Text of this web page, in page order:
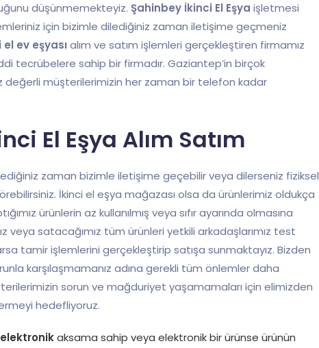
düşünmemekteyiz. Şahinbey İkinci El Eşya işletmesi
için bizimle dilediğiniz zaman iletişime geçmeniz
ev eşyası alım ve satım işlemleri gerçekleştiren firmamız
tecrübelere sahip bir firmadır. Gaziantep’in birçok
müşterilerimizin her zaman bir telefon kadar
El Eşya Alım Satım
zaman bizimle iletişime geçebilir veya dilerseniz fiziksel
İkinci el eşya mağazası olsa da ürünlerimiz oldukça
ürünlerin az kullanılmış veya sıfır ayarında olmasına
veya satacağımız tüm ürünleri yetkili arkadaşlarımız test
tamir işlemlerini gerçekleştirip satışa sunmaktayız. Bizden
karşılaşmamanız adına gerekli tüm önlemler daha
sorun ve mağduriyet yaşamamaları için elimizden
hedefliyoruz.
elektronikaksama sahip veya elektronik bir ürünse ürünün